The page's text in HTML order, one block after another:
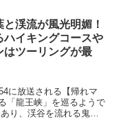
渓流が風光明媚！
ハイキングコースや
はツーリングが最
「龍王峡」を巡るようで